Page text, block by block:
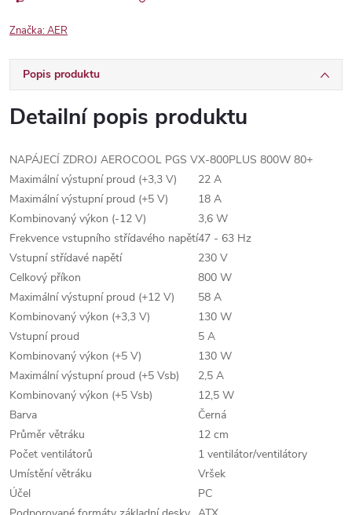
Značka:AER
Popis produktu
Detailní popis produktu
NAPÁJECÍ ZDROJ AEROCOOL PGS VX-800PLUS 800W 80+
Maximální výstupní proud (+3,3 V)
22 A
Maximální výstupní proud (+5 V)
18 A
Kombinovaný výkon (-12 V)
3,6 W
Frekvence vstupního střídavého napětí47 - 63 Hz
Vstupní střídavé napětí
230 V
Celkový příkon
800 W
Maximální výstupní proud (+12 V)
58 A
Kombinovaný výkon (+3,3 V)
130 W
Vstupní proud
5 A
Kombinovaný výkon (+5 V)
130 W
Maximální výstupní proud (+5 Vsb)
2,5 A
Kombinovaný výkon (+5 Vsb)
12,5 W
Barva
Černá
Průměr větráku
12 cm
Počet ventilátorů
1 ventilátor/ventilátory
Umístění větráku
Vršek
Účel
PC